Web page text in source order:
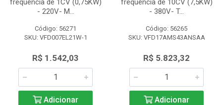
- 220V- M...
Código: 56271
SKU: VFD007EL21W-1
R$ 1.542,03
Adicionar
- 380V- T...
Código: 56265
SKU: VFD17AMS43ANSAA
R$ 5.823,32
Adicionar